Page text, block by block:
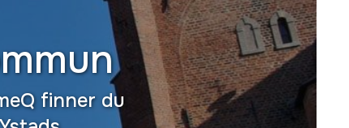
finner du